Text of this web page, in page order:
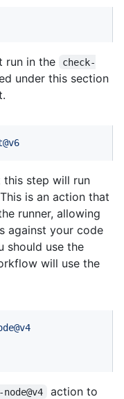
run in the
check-
under this section
step will run
is an action that
runner, allowing
against your code
should use the
will use the
action to